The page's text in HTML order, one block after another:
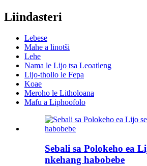
Liindasteri
Lebese
Mahe a linotši
Lehe
Nama le Lijo tsa Leoatleng
Lijo-thollo le Fepa
Koae
Meroho le Litholoana
Mafu a Liphoofolo
Sebali sa Polokeho ea
nkehang habobebe